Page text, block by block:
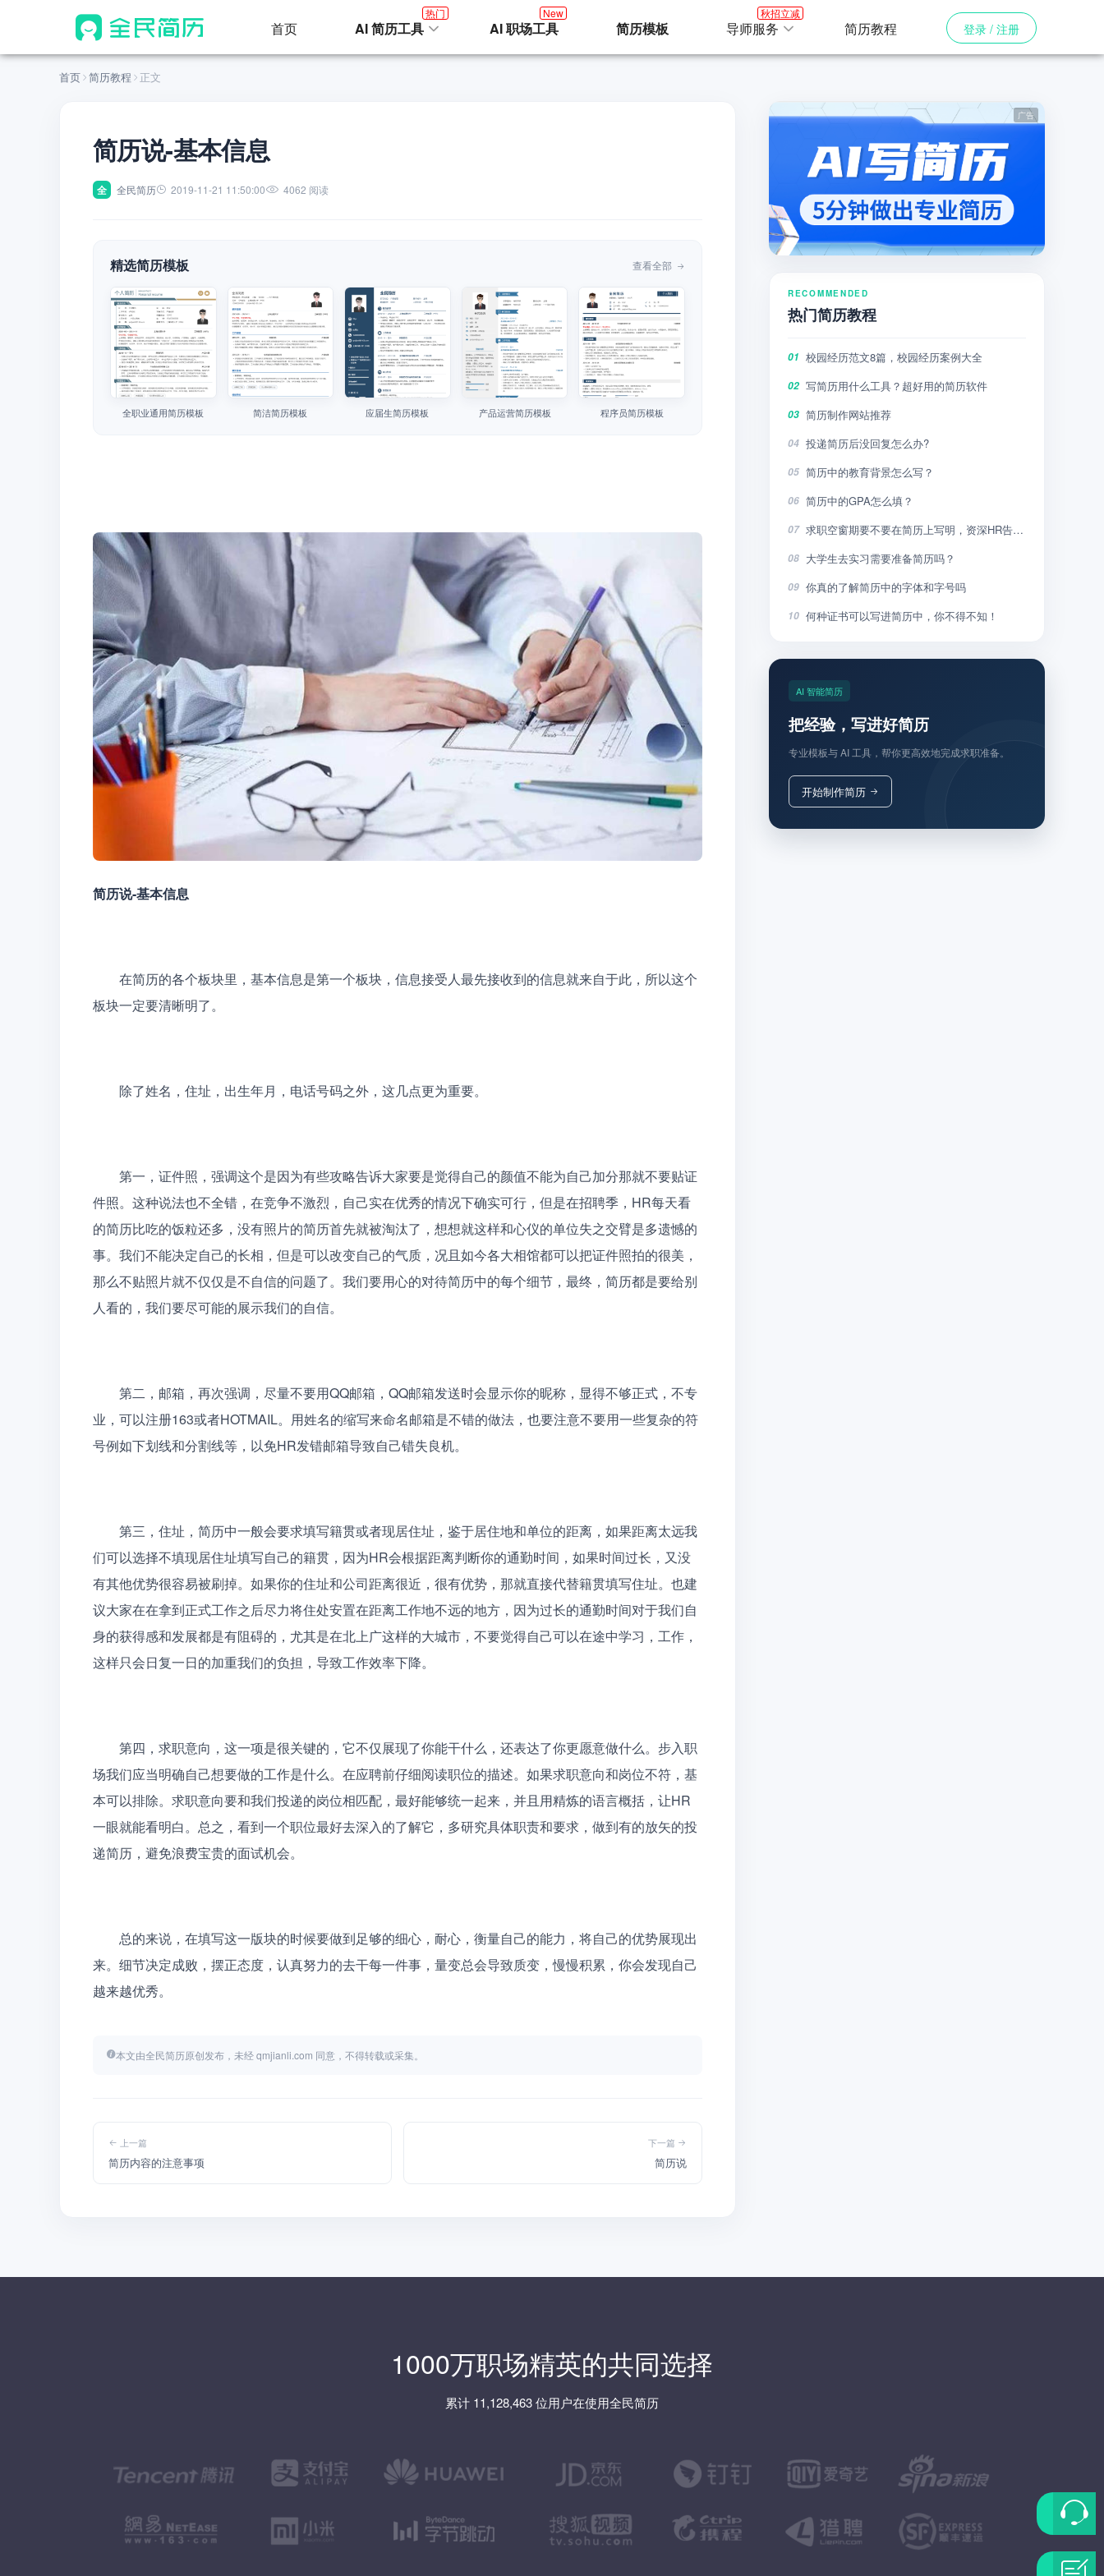
首页 AI 简历工具
热门
AI 职场工具
New
简历模板 导师服务
秋招立减
简历教程 登录 / 注册
首页 简历教程 正文
简历说-基本信息
全 全民简历 2019-11-21 11:50:00 4062 阅读
精选简历模板 查看全部
全职业通用简历模板 简洁简历模板 应届生简历模板 产品运营简历模板 程序员简历模板
简历说-基本信息
在简历的各个板块里，基本信息是第一个板块，信息接受人最先接收到的信息就来自于此，所以这个
板块一定要清晰明了。
除了姓名，住址，出生年月，电话号码之外，这几点更为重要。
第一，证件照，强调这个是因为有些攻略告诉大家要是觉得自己的颜值不能为自己加分那就不要贴证
件照。这种说法也不全错，在竞争不激烈，自己实在优秀的情况下确实可行，但是在招聘季，HR每天看
的简历比吃的饭粒还多，没有照片的简历首先就被淘汰了，想想就这样和心仪的单位失之交臂是多遗憾的
事。我们不能决定自己的长相，但是可以改变自己的气质，况且如今各大相馆都可以把证件照拍的很美，
那么不贴照片就不仅仅是不自信的问题了。我们要用心的对待简历中的每个细节，最终，简历都是要给别
人看的，我们要尽可能的展示我们的自信。
第二，邮箱，再次强调，尽量不要用QQ邮箱，QQ邮箱发送时会显示你的昵称，显得不够正式，不专
业，可以注册163或者HOTMAIL。用姓名的缩写来命名邮箱是不错的做法，也要注意不要用一些复杂的符
号例如下划线和分割线等，以免HR发错邮箱导致自己错失良机。
第三，住址，简历中一般会要求填写籍贯或者现居住址，鉴于居住地和单位的距离，如果距离太远我
们可以选择不填现居住址填写自己的籍贯，因为HR会根据距离判断你的通勤时间，如果时间过长，又没
有其他优势很容易被刷掉。如果你的住址和公司距离很近，很有优势，那就直接代替籍贯填写住址。也建
议大家在在拿到正式工作之后尽力将住处安置在距离工作地不远的地方，因为过长的通勤时间对于我们自
身的获得感和发展都是有阻碍的，尤其是在北上广这样的大城市，不要觉得自己可以在途中学习，工作，
这样只会日复一日的加重我们的负担，导致工作效率下降。
第四，求职意向，这一项是很关键的，它不仅展现了你能干什么，还表达了你更愿意做什么。步入职
场我们应当明确自己想要做的工作是什么。在应聘前仔细阅读职位的描述。如果求职意向和岗位不符，基
本可以排除。求职意向要和我们投递的岗位相匹配，最好能够统一起来，并且用精炼的语言概括，让HR
一眼就能看明白。总之，看到一个职位最好去深入的了解它，多研究具体职责和要求，做到有的放矢的投
递简历，避免浪费宝贵的面试机会。
总的来说，在填写这一版块的时候要做到足够的细心，耐心，衡量自己的能力，将自己的优势展现出
来。细节决定成败，摆正态度，认真努力的去干每一件事，量变总会导致质变，慢慢积累，你会发现自己
越来越优秀。
本文由全民简历原创发布，未经 qmjianli.com 同意，不得转载或采集。
上一篇
简历内容的注意事项
下一篇
简历说
RECOMMENDED
热门简历教程
01 校园经历范文8篇，校园经历案例大全
02 写简历用什么工具？超好用的简历软件
03 简历制作网站推荐
04 投递简历后没回复怎么办?
05 简历中的教育背景怎么写？
06 简历中的GPA怎么填？
07 求职空窗期要不要在简历上写明，资深HR告诉你
08 大学生去实习需要准备简历吗？
09 你真的了解简历中的字体和字号吗
10 何种证书可以写进简历中，你不得不知！
AI 智能简历
把经验，写进好简历
专业模板与 AI 工具，帮你更高效地完成求职准备。
开始制作简历
1000万职场精英的共同选择
累计 11,128,463 位用户在使用全民简历
联
系